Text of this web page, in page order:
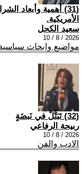
(31) أهمية وأبعاد
الأمريكية.
سعيد الكحل
2026 / 8 / 10
مواضيع وابحاث
(32) تَبَتُّلٌ في نَبضَةٍ
ربيحة الرفاعي
2026 / 8 / 10
الادب والفن